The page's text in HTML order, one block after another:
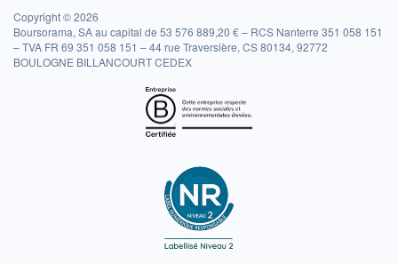
Copyright © 2026
Boursorama, SA au capital de 53 576 889,20 € – RCS Nanterre 351 058 151
– TVA FR 69 351 058 151 – 44 rue Traversière, CS 80134, 92772
BOULOGNE BILLANCOURT CEDEX